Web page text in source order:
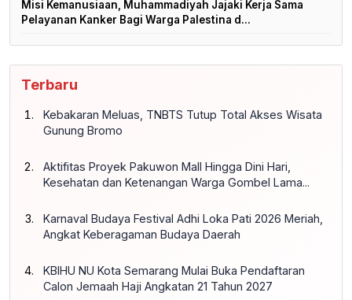
Misi Kemanusiaan, Muhammadiyah Jajaki Kerja Sama
Pelayanan Kanker Bagi Warga Palestina d...
Terbaru
Kebakaran Meluas, TNBTS Tutup Total Akses Wisata
Gunung Bromo
Aktifitas Proyek Pakuwon Mall Hingga Dini Hari,
Kesehatan dan Ketenangan Warga Gombel Lama...
Karnaval Budaya Festival Adhi Loka Pati 2026 Meriah,
Angkat Keberagaman Budaya Daerah
KBIHU NU Kota Semarang Mulai Buka Pendaftaran
Calon Jemaah Haji Angkatan 21 Tahun 2027